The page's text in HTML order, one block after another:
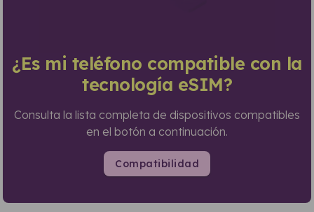
¿Es mi teléfono compatible con la
tecnología eSIM?
Consulta la lista completa de dispositivos compatibles
en el botón a continuación.
Compatibilidad